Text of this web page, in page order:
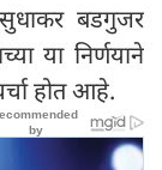
बडगुजर
या निर्णयाने
होत आहे.